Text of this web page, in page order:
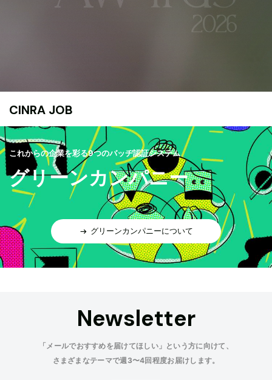
CINRA JOB
これからの企業を彩る9つのバッヂ認証システム
グリーンカンパニー
グリーンカンパニーについて
Newsletter
「メールでおすすめを届けてほしい」という方に向けて、
さまざまなテーマで週3〜4回程度お届けします。